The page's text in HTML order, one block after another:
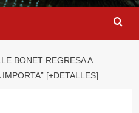
BONET REGRESA A
[+DETALLES]